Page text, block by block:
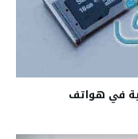
في هواتف